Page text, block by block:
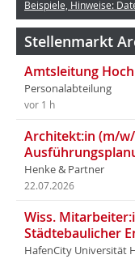
Beispiele, Hinweise:
Stellenmarkt
Amtsleitung
Personalabteilung
vor 1 h
Architekt:in (m/
Henke & Partner
22.07.2026
Wiss.
Städtebaulicher
HafenCity Universität